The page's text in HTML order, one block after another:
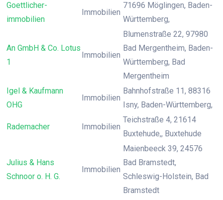
Goettlicher-
immobilien
Immobilien
71696 Möglingen, Baden-
Württemberg,
An GmbH & Co. Lotus
1
Immobilien
Blumenstraße 22, 97980
Bad Mergentheim, Baden-
Württemberg, Bad
Mergentheim
Igel & Kaufmann
OHG
Immobilien
Bahnhofstraße 11, 88316
Isny, Baden-Württemberg,
Rademacher Immobilien
Teichstraße 4, 21614
Buxtehude,, Buxtehude
Julius & Hans
Schnoor o. H. G.
Immobilien
Maienbeeck 39, 24576
Bad Bramstedt,
Schleswig-Holstein, Bad
Bramstedt